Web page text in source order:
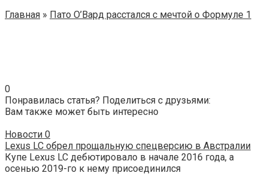
Главная » Пато О’Вард расстался с мечтой о Формуле 1
0
Понравилась статья? Поделиться с друзьями:
Вам также может быть интересно
Новости 0
Lexus LC обрел прощальную спецверсию в Австралии
Купе Lexus LC дебютировало в начале 2016 года, а
осенью 2019-го к нему присоединился